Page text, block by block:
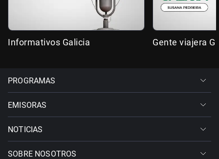
Informativos Galicia Gente viajera
PROGRAMAS
EMISORAS
NOTICIAS
SOBRE NOSOTROS